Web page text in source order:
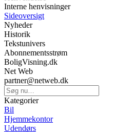
Interne henvisninger
Sideoversigt
Nyheder
Historik
Tekstunivers
Abonnementsstrøm
BoligVisning.dk
Net Web
partner@netweb.dk
Kategorier
Bil
Hjemmekontor
Udendørs